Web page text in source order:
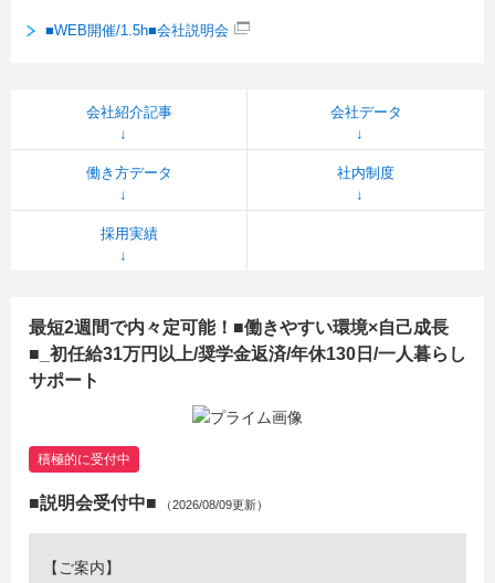
■WEB開催/1.5h■会社説明会
会社紹介記事 会社データ
働き方データ 社内制度
採用実績
最短2週間で内々定可能！■働きやすい環境×自己成長
■_初任給31万円以上/奨学金返済/年休130日/一人暮らし
サポート
積極的に受付中
■説明会受付中■ （2026/08/09更新）
【ご案内】